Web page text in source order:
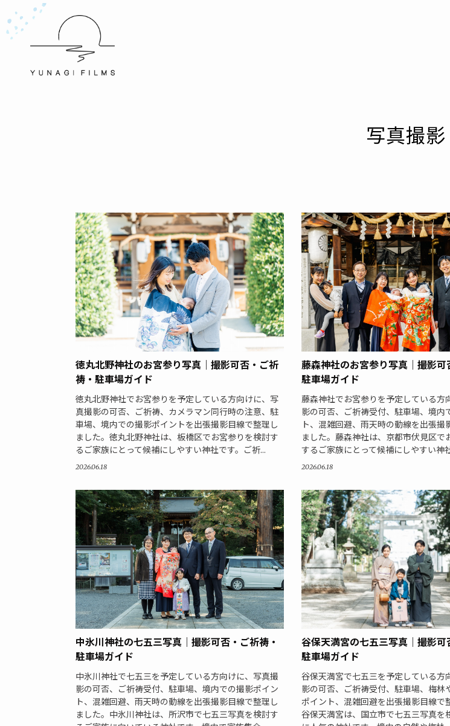
写真撮影
徳丸北野神社のお宮参り写真｜撮影可否・ご祈
祷・駐車場ガイド
徳丸北野神社でお宮参りを予定している方向けに、写
真撮影の可否、ご祈祷、カメラマン同行時の注意、駐
車場、境内での撮影ポイントを出張撮影目線で整理し
ました。徳丸北野神社は、板橋区でお宮参りを検討す
るご家族にとって候補にしやすい神社です。ご祈...
2026.06.18
藤森神社のお宮参り写真｜撮影可
駐車場ガイド
藤森神社でお宮参りを予定している方
影の可否、ご祈祷受付、駐車場、境内
ト、混雑回避、雨天時の動線を出張撮
ました。藤森神社は、京都市伏見区で
するご家族にとって候補にしやすい神
2026.06.18
中氷川神社の七五三写真｜撮影可否・ご祈祷・
駐車場ガイド
中氷川神社で七五三を予定している方向けに、写真撮
影の可否、ご祈祷受付、駐車場、境内での撮影ポイン
ト、混雑回避、雨天時の動線を出張撮影目線で整理し
ました。中氷川神社は、所沢市で七五三写真を検討す
谷保天満宮の七五三写真｜撮影可
駐車場ガイド
谷保天満宮で七五三を予定している方
影の可否、ご祈祷受付、駐車場、梅林
ポイント、混雑回避を出張撮影目線で
谷保天満宮は、国立市で七五三写真を